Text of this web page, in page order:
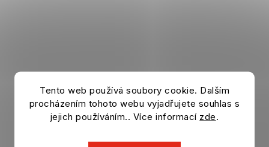
Tento web používá soubory cookie. Dalším
procházením tohoto webu vyjadřujete souhlas s
jejich používáním.. Více informací zde.